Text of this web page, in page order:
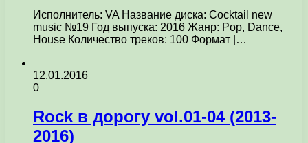
Исполнитель: VA Название диска: Cocktail new
music №19 Год выпуска: 2016 Жанр: Pop, Dance,
House Количество треков: 100 Формат |…
12.01.2016
0
Rock в дорогу vol.01-04 (2013-
2016)